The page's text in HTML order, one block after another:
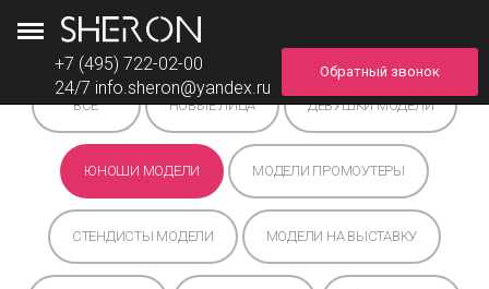
Обратный звонок
+7 (495) 722-02-00
24/7 info.sheron@yandex.ru
ВСЕ НОВЫЕ ЛИЦА ДЕВУШКИ МОДЕЛИ
ЮНОШИ МОДЕЛИ МОДЕЛИ ПРОМОУТЕРЫ
СТЕНДИСТЫ МОДЕЛИ МОДЕЛИ НА ВЫСТАВКУ